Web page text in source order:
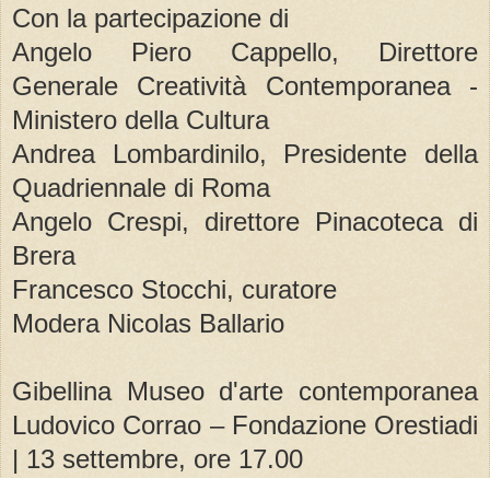
Con la partecipazione di
Angelo Piero Cappello, Direttore
Generale Creatività Contemporanea -
Ministero della Cultura
Andrea Lombardinilo, Presidente della
Quadriennale di Roma
Angelo Crespi, direttore Pinacoteca di
Brera
Francesco Stocchi, curatore
Modera Nicolas Ballario
Gibellina Museo d'arte contemporanea
Ludovico Corrao – Fondazione Orestiadi
| 13 settembre, ore 17.00